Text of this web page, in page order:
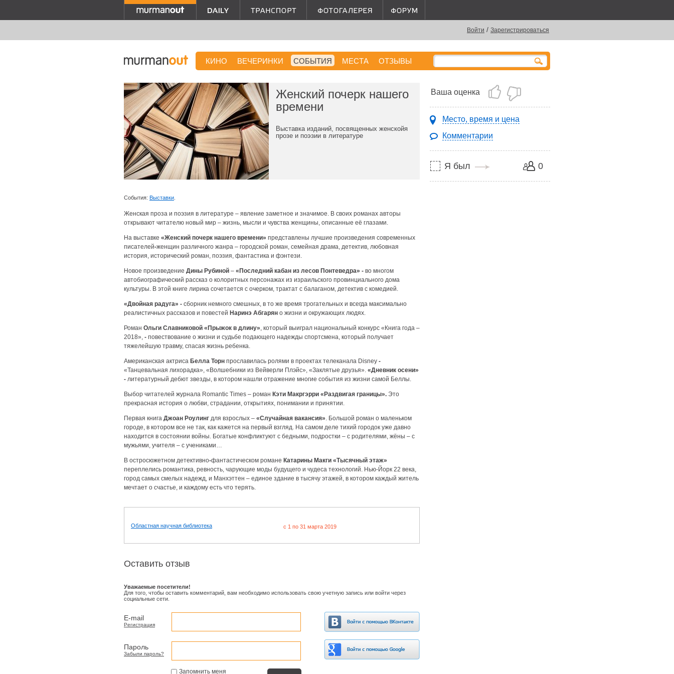
Войти / Зарегистрироваться
КИНО ВЕЧЕРИНКИ СОБЫТИЯ МЕСТА ОТЗЫВЫ
Ваша оценка
Место, время и цена
Комментарии
0
Я был
Женский почерк нашего
времени
Выставка изданий, посвященных женскойя
прозе и поэзии в литературе
События: Выставки
Женская проза и поэзия в литературе – явление заметное и значимое. В своих романах авторы
открывают читателю новый мир – жизнь, мысли и чувства женщины, описанные её глазами.
На выставке «Женский почерк нашего времени» представлены лучшие произведения современных
писателей-женщин различного жанра – городской роман, семейная драма, детектив, любовная
история, исторический роман, поэзия, фантастика и фэнтези.
Новое произведение Дины Рубиной – «Последний кабан из лесов Понтеведра» - во многом
автобиографический рассказ о колоритных персонажах из израильского провинциального дома
культуры. В этой книге лирика сочетается с очерком, трактат с балаганом, детектив с комедией.
«Двойная радуга» - сборник немного смешных, в то же время трогательных и всегда максимально
реалистичных рассказов и повестей Наринэ Абгарян о жизни и окружающих людях.
Роман Ольги Славниковой «Прыжок в длину», который выиграл национальный конкурс «Книга года –
2018», - повествование о жизни и судьбе подающего надежды спортсмена, который получает
тяжелейшую травму, спасая жизнь ребенка.
Американская актриса Белла Торн прославилась ролями в проектах телеканала Disney -
«Танцевальная лихорадка», «Волшебники из Вейверли Плэйс», «Заклятые друзья». «Дневник осени»
- литературный дебют звезды, в котором нашли отражение многие события из жизни самой Беллы.
Выбор читателей журнала Romantic Times – роман Кэти Макргэрри «Раздвигая границы». Это
прекрасная история о любви, страдании, открытиях, понимании и принятии.
Первая книга Джоан Роулинг для взрослых – «Случайная вакансия». Большой роман о маленьком
городе, в котором все не так, как кажется на первый взгляд. На самом деле тихий городок уже давно
находится в состоянии войны. Богатые конфликтуют с бедными, подростки – с родителями, жёны – с
мужьями, учителя – с учениками…
В остросюжетном детективно-фантастическом романе Катарины Макги «Тысячный этаж»
переплелись романтика, ревность, чарующие моды будущего и чудеса технологий. Нью-Йорк 22 века,
город самых смелых надежд, и Манхэттен – единое здание в тысячу этажей, в котором каждый житель
мечтает о счастье, и каждому есть что терять.
Областная научная библиотека c 1 по 31 марта 2019
Оставить отзыв
Уважаемые посетители!
Для того, чтобы оставить комментарий, вам необходимо использовать свою учетную запись или войти через
социальные сети.
E-mail
Регистрация
Пароль
Забыли пароль?
Запомнить меня